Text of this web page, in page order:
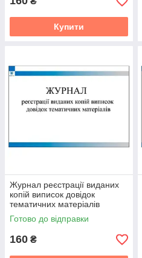
Купити
Журнал реєстрації виданих
копій виписок довідок
тематичних матеріалів
Готово до відправки
160 ₴